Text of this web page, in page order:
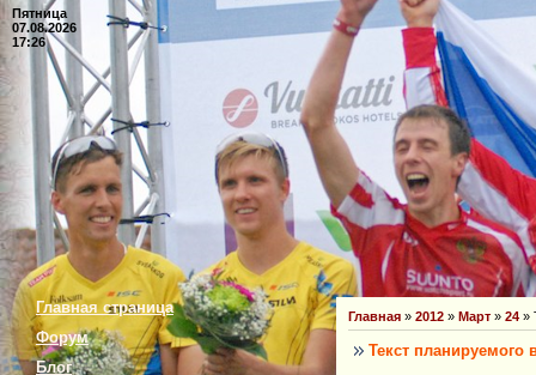
Пятница
07.08.2026
17:26
Главная страница
Форум
Блог
Главная » 2012 » Март » 24 »
Текст планируемого